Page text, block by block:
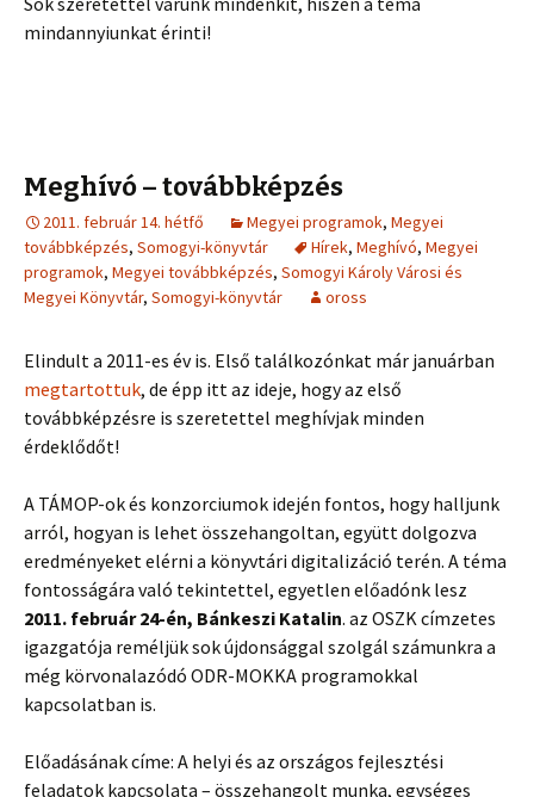
mindannyiunkat érinti!
Meghívó – továbbképzés
2011. február 14. hétfő Megyei programok, Megyei
továbbképzés, Somogyi-könyvtár Hírek, Meghívó, Megyei
programok, Megyei továbbképzés, Somogyi Károly Városi és
Megyei Könyvtár, Somogyi-könyvtár oross
Elindult a 2011-es év is. Első találkozónkat már januárban
megtartottuk, de épp itt az ideje, hogy az első
továbbképzésre is szeretettel meghívjak minden
érdeklődőt!
A TÁMOP-ok és konzorciumok idején fontos, hogy halljunk
arról, hogyan is lehet összehangoltan, együtt dolgozva
eredményeket elérni a könyvtári digitalizáció terén. A téma
fontosságára való tekintettel, egyetlen előadónk lesz
2011. február 24-én, Bánkeszi Katalin. az OSZK címzetes
igazgatója reméljük sok újdonsággal szolgál számunkra a
még körvonalazódó ODR-MOKKA programokkal
kapcsolatban is.
Előadásának címe: A helyi és az országos fejlesztési
feladatok kapcsolata – összehangolt munka, egységes